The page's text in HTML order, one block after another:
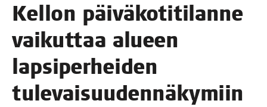
Kel­lon päi­vä­ko­ti­ti­lan­ne
vai­kut­taa alu­een
lap­si­per­hei­den
tulevaisuudennäkymiin